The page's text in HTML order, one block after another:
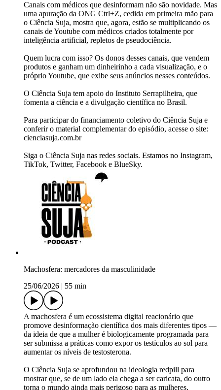
Canais com médicos que desinformam não são novidade. Mas
uma apuração da ONG Ctrl+Z, cedida em primeira mão para
o Ciência Suja, mostra que, agora, estão se multiplicando os
canais de Youtube com médicos criados totalmente por
inteligência artificial, repletos de pseudociência.
Quem lucra com isso? Os donos desses canais, que vendem
produtos e ganham um dinheirinho a cada visualização, e o
próprio Youtube, que exibe seus anúncios nesses conteúdos.
O Ciência Suja tem apoio do Instituto Serrapilheira, que
fomenta a ciência e a divulgação científica no Brasil.
Para participar do financiamento coletivo do Ciência Suja e
conferir o material complementar do episódio, acesse o site:
cienciasuja.com.br
Siga o Ciência Suja nas redes sociais. Estamos no Instagram,
TikTok, Twitter, Facebook e BlueSky.
Machosfera: mercadores da masculinidade
25/06/2026
55 min
A machosfera é um ecossistema digital reacionário que
promove desinformação científica dos mais diferentes tipos —
da ideia de que a mulher é biologicamente programada para
ser submissa a práticas como expor os testículos ao sol para
aumentar os níveis de testosterona.
O Ciência Suja se aprofundou na ideologia redpill para
mostrar que, se de um lado ela chega a ser caricata, do outro
torna o mundo ainda mais perigoso para as mulheres,